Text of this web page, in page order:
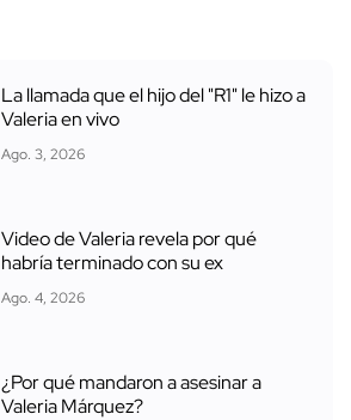
La llamada que el hijo del "R1" le hizo a
Valeria en vivo
Ago. 3, 2026
Video de Valeria revela por qué
habría terminado con su ex
Ago. 4, 2026
¿Por qué mandaron a asesinar a
Valeria Márquez?